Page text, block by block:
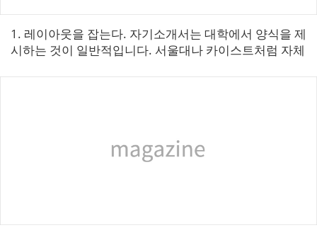
1. 레이아웃을 잡는다. 자기소개서는 대학에서 양식을 제
시하는 것이 일반적입니다. 서울대나 카이스트처럼 자체
대처럼 공통 양식을 사용하기도...